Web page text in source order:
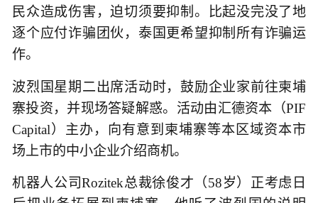
民众造成伤害，迫切须要抑制。比起没完没了地
逐个应付诈骗团伙，泰国更希望抑制所有诈骗运
作。
波烈国星期二出席活动时，鼓励企业家前往柬埔
寨投资，并现场答疑解惑。活动由汇德资本（PIF
Capital）主办，向有意到柬埔寨等本区域资本市
场上市的中小企业介绍商机。
机器人公司Rozitek总裁徐俊才（58岁）正考虑日